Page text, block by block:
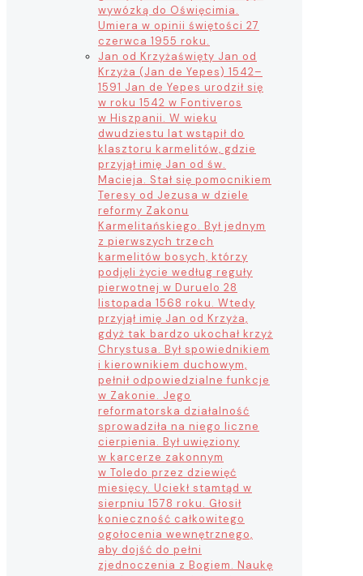
wywózką do Oświęcimia.
Umiera w opinii świętości 27
czerwca 1955 roku.
Jan od Krzyżaświęty Jan od
Krzyża (Jan de Yepes) 1542–
1591 Jan de Yepes urodził się
w roku 1542 w Fontiveros
w Hiszpanii. W wieku
dwudziestu lat wstąpił do
klasztoru karmelitów, gdzie
przyjął imię Jan od św.
Macieja. Stał się pomocnikiem
Teresy od Jezusa w dziele
reformy Zakonu
Karmelitańskiego. Był jednym
z pierwszych trzech
karmelitów bosych, którzy
podjęli życie według reguły
pierwotnej w Duruelo 28
listopada 1568 roku. Wtedy
przyjął imię Jan od Krzyża,
gdyż tak bardzo ukochał krzyż
Chrystusa. Był spowiednikiem
i kierownikiem duchowym,
pełnił odpowiedzialne funkcje
w Zakonie. Jego
reformatorska działalność
sprowadziła na niego liczne
cierpienia. Był uwięziony
w karcerze zakonnym
w Toledo przez dziewięć
miesięcy. Uciekł stamtąd w
sierpniu 1578 roku. Głosił
konieczność całkowitego
ogołocenia wewnętrznego,
aby dojść do pełni
zjednoczenia z Bogiem. Naukę